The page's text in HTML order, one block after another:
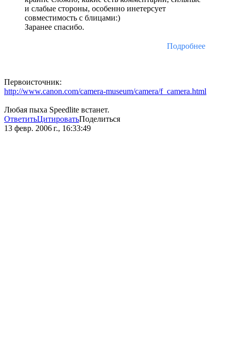
и слабые стороны, особенно инетерсует
совместимость с блицами:)
Заранее спасибо.
Подробнее
Первоисточник:
http://www.canon.com/camera-museum/camera/f_camera.html
Любая пыха Speedlite встанет.
ОтветитьЦитироватьПоделиться
13 февр. 2006 г., 16:33:49